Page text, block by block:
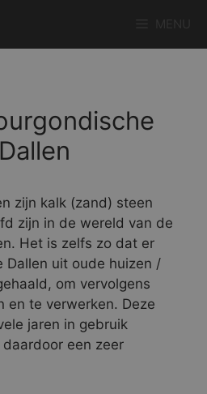
Dallen
zijn kalk (zand) steen
zijn in de wereld van de
Het is zelfs zo dat er
Dallen uit oude huizen /
om vervolgens
en te verwerken. Deze
jaren in gebruik
een zeer